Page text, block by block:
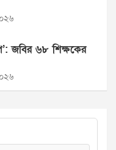
জবির ৬৮ শিক্ষকের